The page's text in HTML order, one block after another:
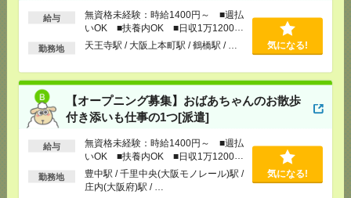
給与
無資格未経験：時給1400円～ ■週払
いOK ■扶養内OK ■日収1万1200円
以上
勤務地 天王寺駅 / 大阪上本町駅 / 鶴橋駅 / … 気になる!
【オープニング募集】おばあちゃんのお散歩
付き添いも仕事の1つ[派遣]
給与
無資格未経験：時給1400円～ ■週払
いOK ■扶養内OK ■日収1万1200円
以上
勤務地
豊中駅 / 千里中央(大阪モノレール)駅 /
庄内(大阪府)駅 / …
気になる!
【オープニング募集】おばあちゃんのお散歩付き添
いも仕事の1つ[派遣]
[給 与]無資格未経験：時給1400円～ ■週払い
OK ■扶養内OK ■日収1万1200円以上
[交通費]
交通費全額支給
[勤務地]豊中駅 /千里中央(大阪モノレール)駅
【医療行為はナシ】時給1400円！病院で備品のチェ
ックなど[派遣]